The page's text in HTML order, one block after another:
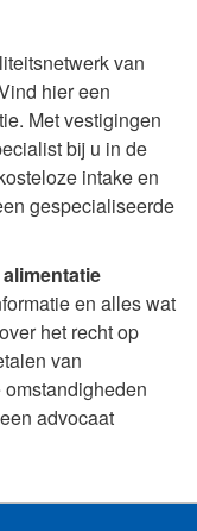
van
hier een
Met vestigingen
bij u in de
intake en
gespecialiseerde
en alles wat
het recht op
van
advocaat